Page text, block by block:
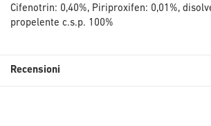
Informazioni
Cifenotrin: 0,40%, Piriproxifen: 0,01%,
propelente c.s.p. 100%
Recensioni